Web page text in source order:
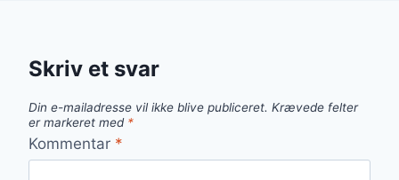
Skriv et svar
Din e-mailadresse vil ikke blive publiceret. Krævede felter
er markeret med *
Kommentar *